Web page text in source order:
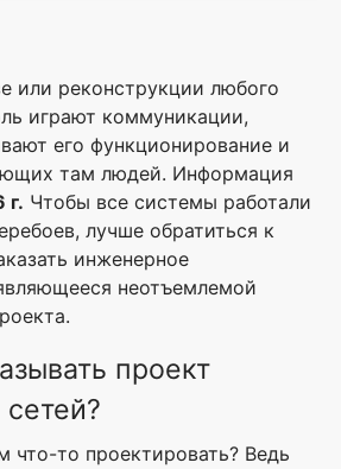
или реконструкции любого
играют коммуникации,
его функционирование и
там людей. Информация
г. Чтобы все системы работали
лучше обратиться к
инженерное
неотъемлемой
проект
что-то проектировать? Ведь